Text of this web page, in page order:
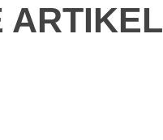
ARTIKEL